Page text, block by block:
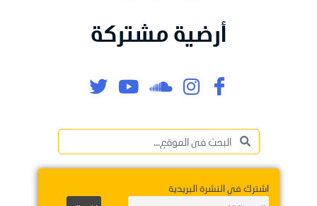
أرضية مشتركة
اشترك في النشرة البريدية